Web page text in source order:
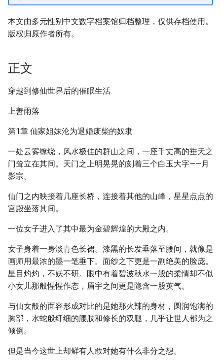
本文由多元性别中文数字档案馆归档整理，仅供存档使用。
版权归原作者所有。
正文
穿越到修仙世界后的催眠生活
上善雨落
第1章 仙家姐妹沦为退婚废柴的奴隶
一处云雾缭绕，风水极佳的群山之间，一座千丈高的垂天之
门耸立在其间。天门之上明晃晃的刻着三个白玉大字——月
影宗。
仙门之内映接着几座长桥，连接着其他的山峰，星星点点的
宫殿坐落其间。
一位女子进入了其中最为金碧辉煌的大殿之内。
女子身着一身淡青色长裙。漆黑的长发垂落至腰间，就像是
画师用最浓的墨一笔垂下。面纱之下更是一副绝美的脸庞。
星目灼灼，不妖不研。眼中有着碧波秋水一般的柔情却不似
小女儿那般惺惺作态，眉宇之间更是隐含一股英气。
与仙女般的面容形成对比的是她那火辣的身材，圆润饱满的
胸部，水蛇般纤细的腰肢和修长的双腿，几乎让世人都为之
倾倒。
但是当今这世上却鲜有人敢对她有什么非分之想。